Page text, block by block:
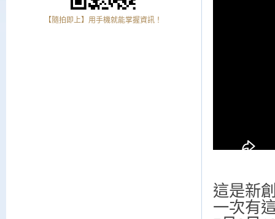
這是新
一次有
【隨拍即上】用手機就能掌握資訊！